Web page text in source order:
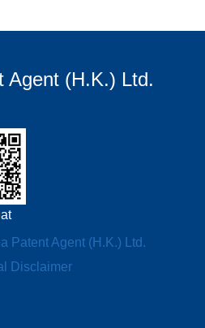
Agent (H.K.) Ltd.
Patent Agent (H.K.) Ltd.
Disclaimer